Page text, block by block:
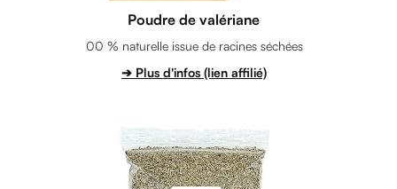
Poudre de valériane
00 % naturelle issue de racines séchées
➔ Plus d'infos (lien affilié)